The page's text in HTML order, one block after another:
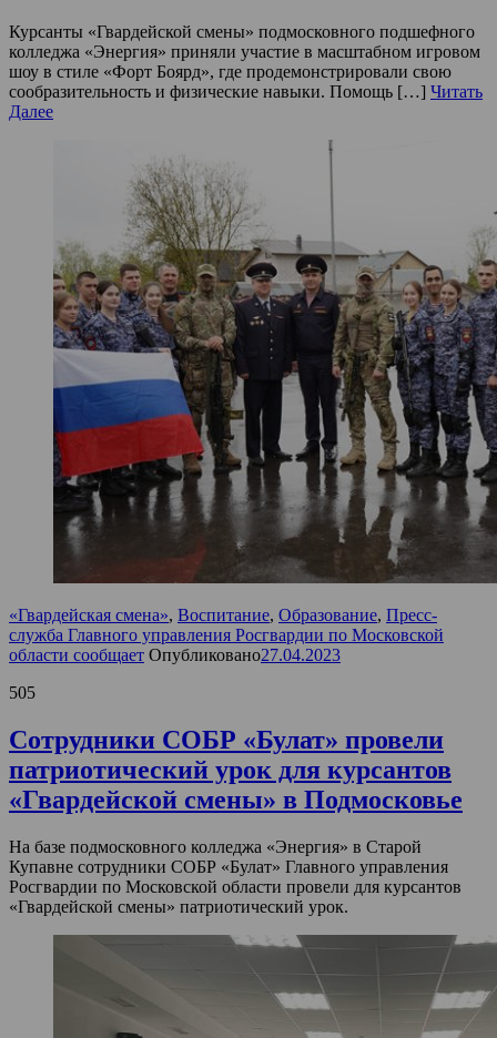
Курсанты «Гвардейской смены» подмосковного подшефного
колледжа «Энергия» приняли участие в масштабном игровом
шоу в стиле «Форт Боярд», где продемонстрировали свою
сообразительность и физические навыки. Помощь […] Читать
Далее
«Гвардейская смена», Воспитание, Образование, Пресс-
служба Главного управления Росгвардии по Московской
области сообщает Опубликовано27.04.2023
505
Сотрудники СОБР «Булат» провели
патриотический урок для курсантов
«Гвардейской смены» в Подмосковье
На базе подмосковного колледжа «Энергия» в Старой
Купавне сотрудники СОБР «Булат» Главного управления
Росгвардии по Московской области провели для курсантов
«Гвардейской смены» патриотический урок.